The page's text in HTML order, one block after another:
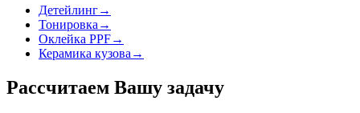
Детейлинг→
Тонировка →
Оклейка PPF→
Керамика кузова →
Рассчитаем Вашу задачу